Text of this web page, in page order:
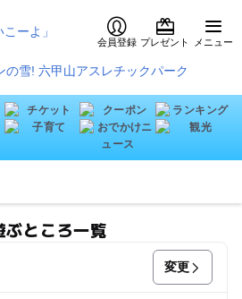
会員登録 プレゼント メニュー
ぶところ一覧
変更